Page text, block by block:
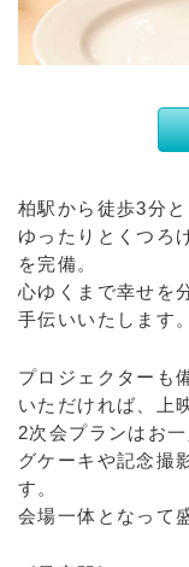
柏駅から徒歩3分
ゆったりとくつろ
を完備。
心ゆくまで幸せを
手伝いいたします。
プロジェクターも
いただければ、上
2次会プランはお
グケーキや記念撮
す。
会場一体となって